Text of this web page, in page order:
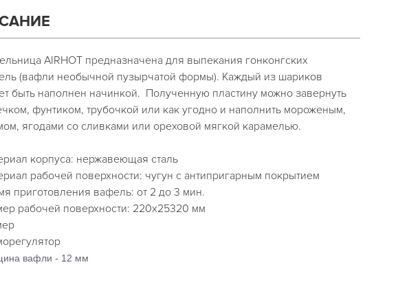
AIRHOT предназначена для выпекания гонконгских
(вафли необычной пузырчатой формы). Каждый из шариков
быть наполнен начинкой. Полученную пластину можно завернуть
фунтиком, трубочкой или как угодно и наполнить мороженым,
ягодами со сливками или ореховой мягкой карамелью.
корпуса: нержавеющая сталь
рабочей поверхности: чугун с антипригарным покрытием
приготовления вафель: от 2 до 3 мин.
рабочей поверхности: 220х25320 мм
вафли - 12 мм